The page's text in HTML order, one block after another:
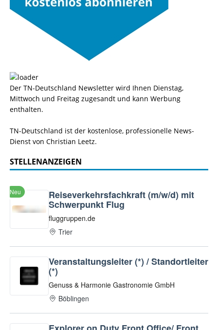
Der TN-Deutschland Newsletter wird Ihnen Dienstag,
Mittwoch und Freitag zugesandt und kann Werbung
enthalten.
TN-Deutschland ist der kostenlose, professionelle News-
Dienst von Christian Leetz.
STELLENANZEIGEN